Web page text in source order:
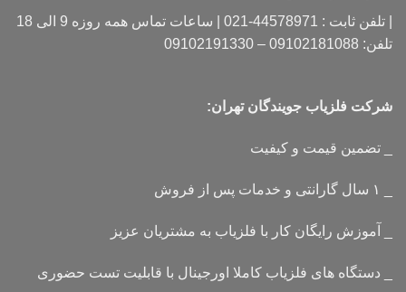
| تلفن ثابت : 44578971-021 | ساعات تماس همه روزه 9 الی 18
تلفن: 09102181088 – 09102191330
شرکت فلزیاب جویندگان تهران:
_ تضمین قیمت و کیفیت
_ آموزش رایگان کار با فلزیاب به مشتریان عزیز
_ دستگاه های فلزیاب کاملا اورجینال با قابلیت تست حضوری